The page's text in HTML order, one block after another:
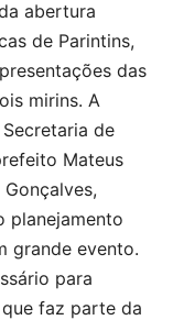
abertura
de Parintins,
das
mirins. A
de
Mateus
planejamento
grande evento.
para
faz parte da